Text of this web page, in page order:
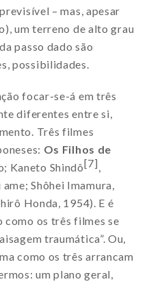
– mas, apesar
um terreno de alto grau
passo dado são
possibilidades.
focar-se-á em três
diferentes entre si,
Três filmes
Os Filhos de
Kaneto Shindô[7],
Shôhei Imamura,
Honda, 1954). E é
como os três filmes se
traumática”. Ou,
como os três arrancam
um plano geral,